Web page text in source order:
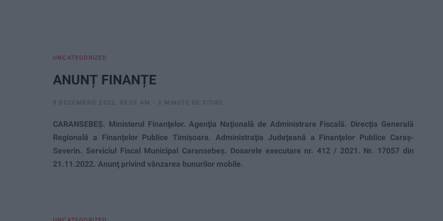
UNCATEGORIZED
ANUNȚ FINANȚE
8 DECEMBRIE 2022, 09:59 AM 3 MINUTE DE CITIRE
CARANSEBEȘ. Ministerul Finanţelor. Agenţia Naţională de Administrare Fiscală. Direcţia Generală
Regională a Finanţelor Publice Timişoara. Administraţia Judeţeană a Finanţelor Publice Caraş-
Severin. Serviciul Fiscal Municipal Caransebeş. Dosarele executare nr. 412 / 2021. Nr. 17057 din
21.11.2022. Anunţ privind vânzarea bunurilor mobile.